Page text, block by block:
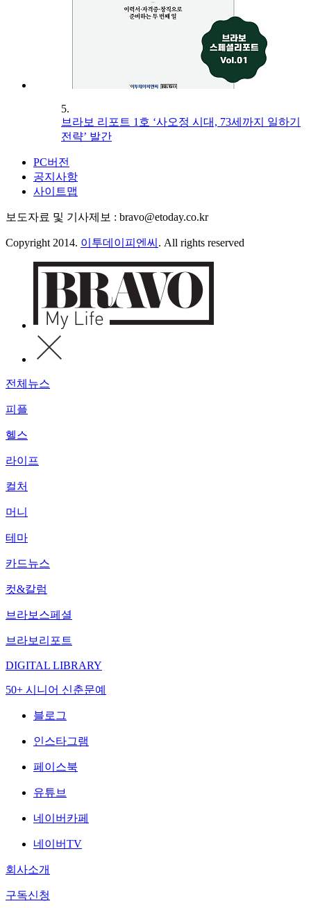
5.
브라보 리포트 1호 ‘사오정 시대, 73세까지 일하기
전략’ 발간
PC버전
공지사항
사이트맵
보도자료 및 기사제보 : bravo@etoday.co.kr
Copyright 2014. 이투데이피엔씨 . All rights reserved
전체뉴스
피플
헬스
라이프
컬처
머니
테마
카드뉴스
컷&칼럼
브라보스페셜
브라보리포트
DIGITAL LIBRARY
50+ 시니어 신춘문예
블로그
인스타그램
페이스북
유튜브
네이버카페
네이버TV
회사소개
구독신청